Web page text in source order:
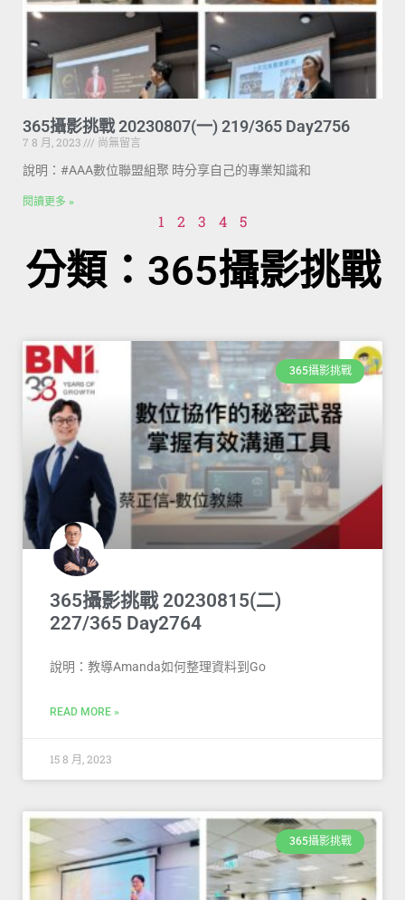
365攝影挑戰 20230807(一) 219/365 Day2756
7 8 月, 2023
尚無留言
說明：#AAA數位聯盟組聚 時分享自己的專業知識和
閱讀更多 »
1 2 3 4 5
分類：365攝影挑戰
365攝影挑戰
365攝影挑戰 20230815(二)
227/365 Day2764
說明：教導Amanda如何整理資料到Go
READ MORE »
15 8 月, 2023
365攝影挑戰